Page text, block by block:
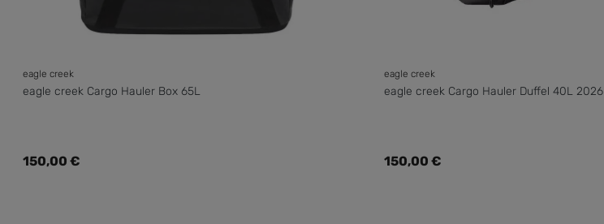
eagle creek
eagle creek Cargo Hauler Box 65L
Regulärer Preis:
150,00 €
eagle creek
eagle creek Cargo Hauler Duffel 40L 2026
Regulärer Preis:
150,00 €